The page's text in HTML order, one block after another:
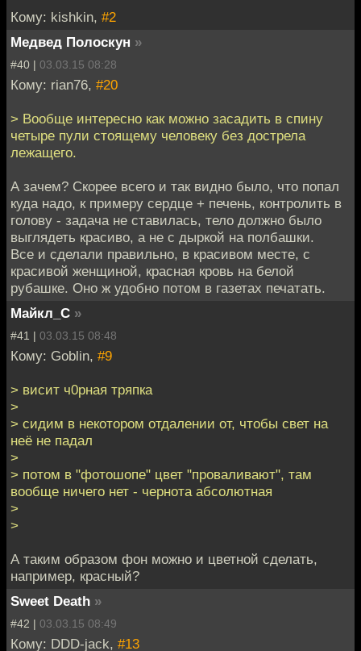
Кому: kishkin, #2
Медвед Полоскун »
#40 | 03.03.15 08:28
Кому: rian76, #20
> Вообще интересно как можно засадить в спину
четыре пули стоящему человеку без дострела
лежащего.
А зачем? Скорее всего и так видно было, что попал
куда надо, к примеру сердце + печень, контролить в
голову - задача не ставилась, тело должно было
выглядеть красиво, а не с дыркой на полбашки.
Все и сделали правильно, в красивом месте, с
красивой женщиной, красная кровь на белой
рубашке. Оно ж удобно потом в газетах печатать.
Майкл_С »
#41 | 03.03.15 08:48
Кому: Goblin, #9
> висит ч0рная тряпка
>
> сидим в некотором отдалении от, чтобы свет на
неё не падал
>
> потом в "фотошопе" цвет "проваливают", там
вообще ничего нет - чернота абсолютная
>
>
А таким образом фон можно и цветной сделать,
например, красный?
Sweet Death »
#42 | 03.03.15 08:49
Кому: DDD-jack, #13